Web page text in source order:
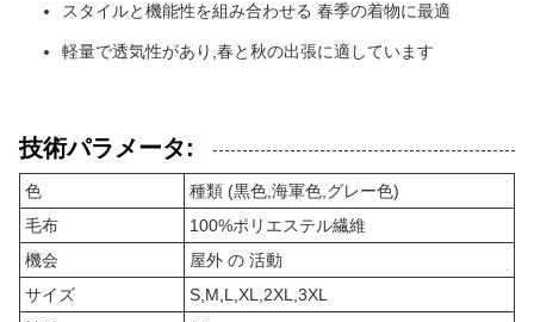
スタイルと機能性を組み合わせる 春季の着物に最適
軽量で透気性があり,春と秋の出張に適しています
技術パラメータ:
色
種類 (黒色,海軍色,グレー色)
毛布
100%ポリエステル繊維
機会
屋外 の 活動
サイズ
S,M,L,XL,2XL,3XL